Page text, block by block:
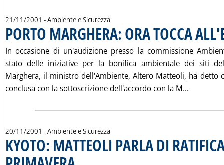
21/11/2001 - Ambiente e Sicurezza
PORTO MARGHERA: ORA TOCCA
In occasione di un'audizione presso la commissione
stato delle iniziative per la bonifica ambientale dei siti
Marghera, il ministro dell'Ambiente, Altero Matteoli, ha detto
conclusa con la sottoscrizione dell'accordo con la M...
20/11/2001 - Ambiente e Sicurezza
KYOTO: MATTEOLI PARLA DI